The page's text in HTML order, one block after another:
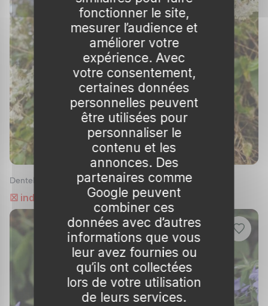
massif.
Conditions de Culture du Plumbago
Exposition et Sol
Le Plumbago aime le soleil. Pour une floraison
abondante, placez-le dans un endroit où il
recevra au moins 6 heures de soleil
par jour. Il
tolère une ombre légère, bien que cela puisse
réduire quelque peu sa floraison. Il s’adapte à
différents types de sols, mais préfère un sol
bien drainé, légèrement acide à neutre. L’ajout
de matière organique peut améliorer sa
floraison.
Bien que tolérant à lasécheresseune fois
bien établi, le Plumbago nécessite un arrosage
régulier pendant les périodes de forte chaleur.
Dentelaire du Cap 'alba'
☒ indisponible
fonctionner le site,
mesurer l’audience et
améliorer votre
expérience. Avec
votre consentement,
certaines données
personnelles peuvent
être utilisées pour
personnaliser le
contenu et les
annonces. Des
partenaires comme
Google peuvent
combiner ces
données avec d’autres
informations que vous
leur avez fournies ou
qu’ils ont collectées
lors de votre utilisation
de leurs services.